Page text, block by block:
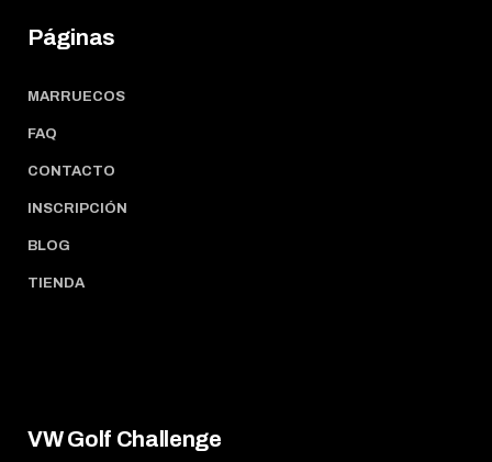
Páginas
MARRUECOS
FAQ
CONTACTO
INSCRIPCIÓN
BLOG
TIENDA
VW Golf Challenge